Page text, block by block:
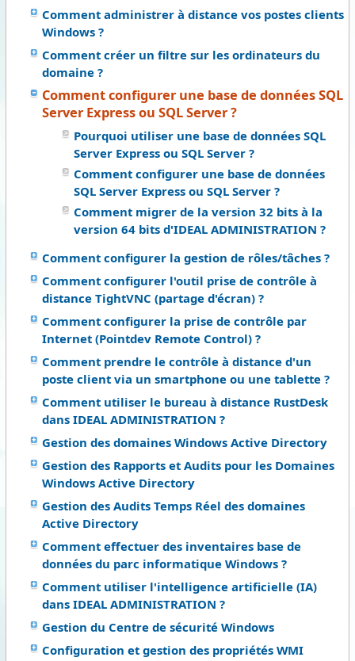
Comment administrer à distance vos postes clients
Windows ?
Comment créer un filtre sur les ordinateurs du
domaine ?
Comment configurer une base de données SQL
Server Express ou SQL Server ?
Pourquoi utiliser une base de données SQL
Server Express ou SQL Server ?
Comment configurer une base de données
SQL Server Express ou SQL Server ?
Comment migrer de la version 32 bits à la
version 64 bits d'IDEAL ADMINISTRATION ?
Comment configurer la gestion de rôles/tâches ?
Comment configurer l'outil prise de contrôle à
distance TightVNC (partage d'écran) ?
Comment configurer la prise de contrôle par
Internet (Pointdev Remote Control) ?
Comment prendre le contrôle à distance d'un
poste client via un smartphone ou une tablette ?
Comment utiliser le bureau à distance RustDesk
dans IDEAL ADMINISTRATION ?
Gestion des domaines Windows Active Directory
Gestion des Rapports et Audits pour les Domaines
Windows Active Directory
Gestion des Audits Temps Réel des domaines
Active Directory
Comment effectuer des inventaires base de
données du parc informatique Windows ?
Comment utiliser l'intelligence artificielle (IA)
dans IDEAL ADMINISTRATION ?
Gestion du Centre de sécurité Windows
Configuration et gestion des propriétés WMI